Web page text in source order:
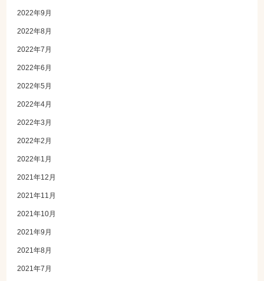
2022年9月
2022年8月
2022年7月
2022年6月
2022年5月
2022年4月
2022年3月
2022年2月
2022年1月
2021年12月
2021年11月
2021年10月
2021年9月
2021年8月
2021年7月